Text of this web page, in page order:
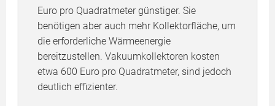
Euro pro Quadratmeter günstiger. Sie
benötigen aber auch mehr Kollektorfläche, um
die erforderliche Wärmeenergie
bereitzustellen. Vakuumkollektoren kosten
etwa 600 Euro pro Quadratmeter, sind jedoch
deutlich effizienter.